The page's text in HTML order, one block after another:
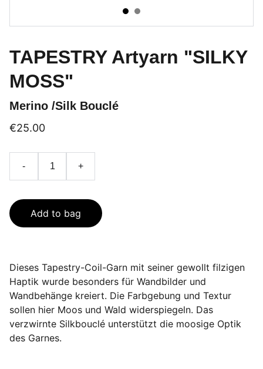
TAPESTRY Artyarn "SILKY
MOSS"
Merino /Silk Bouclé
€25.00
- +
Add to bag
Dieses Tapestry-Coil-Garn mit seiner gewollt filzigen
Haptik wurde besonders für Wandbilder und
Wandbehänge kreiert. Die Farbgebung und Textur
sollen hier Moos und Wald widerspiegeln. Das
verzwirnte Silkbouclé unterstützt die moosige Optik
des Garnes.